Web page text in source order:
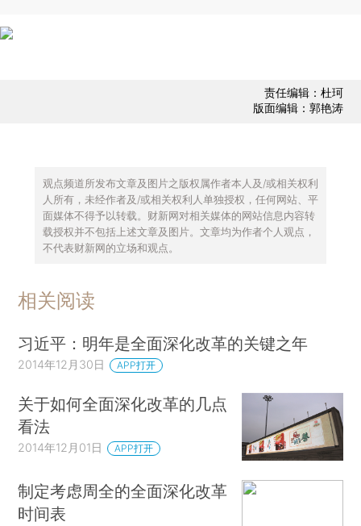
责任编辑：杜珂
版面编辑：郭艳涛
观点频道所发布文章及图片之版权属作者本人及/或相关权利
人所有，未经作者及/或相关权利人单独授权，任何网站、平
面媒体不得予以转载。财新网对相关媒体的网站信息内容转
载授权并不包括上述文章及图片。文章均为作者个人观点，
不代表财新网的立场和观点。
相关阅读
习近平：明年是全面深化改革的关键之年
2014年12月30日 APP打开
关于如何全面深化改革的几点
看法
2014年12月01日 APP打开
制定考虑周全的全面深化改革
时间表